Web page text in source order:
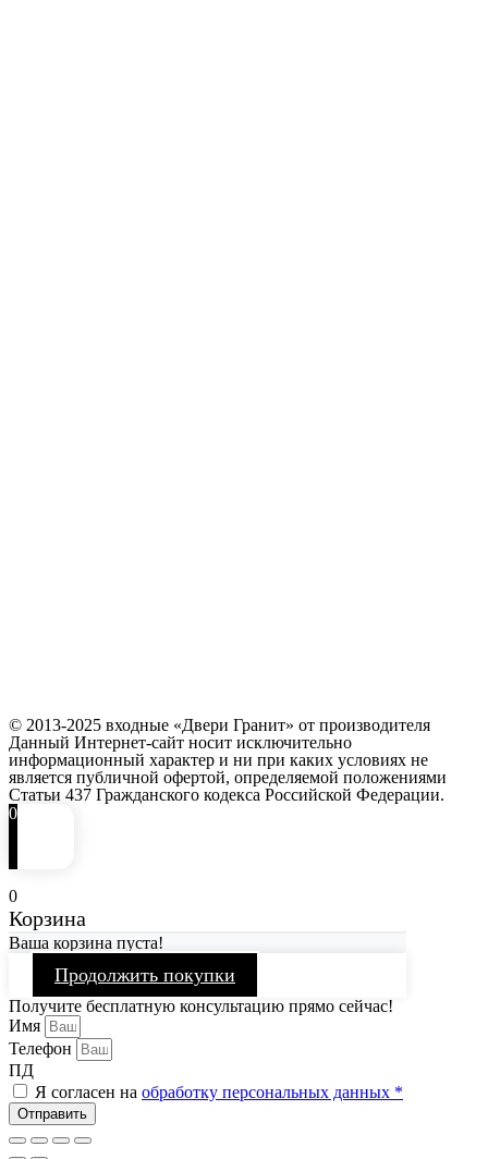
© 2013-2025 входные «Двери Гранит» от производителя
Данный Интернет-сайт носит исключительно
информационный характер и ни при каких условиях не
является публичной офертой, определяемой положениями
Статьи 437 Гражданского кодекса Российской Федерации.
0
0
Корзина
Ваша корзина пуста!
Продолжить покупки
Получите бесплатную консультацию прямо сейчас!
Имя
Телефон
ПД
Я согласен на обработку персональных данных *
Отправить